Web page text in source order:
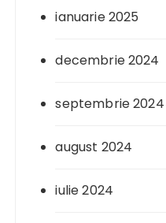
ianuarie 2025
decembrie 2024
septembrie 2024
august 2024
iulie 2024